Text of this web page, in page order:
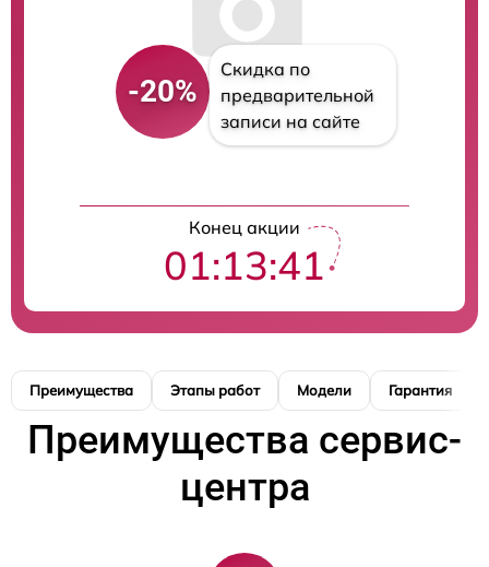
-20%
Скидка по
предварительной
записи на сайте
Конец акции
01:13:40
Преимущества Этапы работ Модели Гарантия
Преимущества сервис-
центра